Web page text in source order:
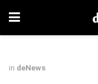
in deNews